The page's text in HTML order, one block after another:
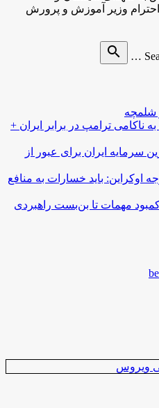
ادای احترام وزیر آموزش و پرورش
search
شلمچه
ناکامی ترامپ در برابر ایران +
سرمایه ایران برای عبور از
اوکراین: باید خسارات به منافع
کمبود مهمات تا بن‌بست راهبردی
ویروس